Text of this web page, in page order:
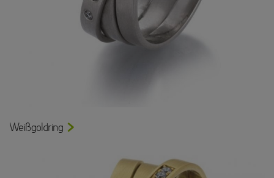
Weißgoldring